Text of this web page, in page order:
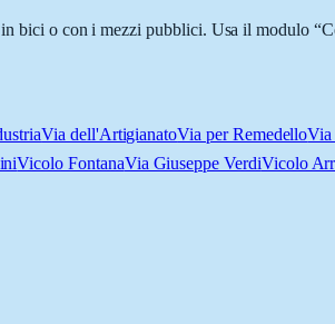
bici o con i mezzi pubblici. Usa il modulo
Via dell'ArtigianatoVia per RemedelloVia
Vicolo FontanaVia Giuseppe VerdiVicolo